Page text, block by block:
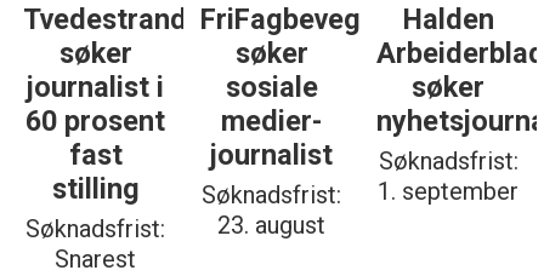
Tvedestrandsposten
søker
journalist i
60 prosent
fast
stilling
Søknadsfrist:
Snarest
FriFagbevegelse
søker
sosiale
medier-
journalist
Søknadsfrist:
23. august
Halden
Arbeiderblad
søker
Søknadsfrist:
1. september